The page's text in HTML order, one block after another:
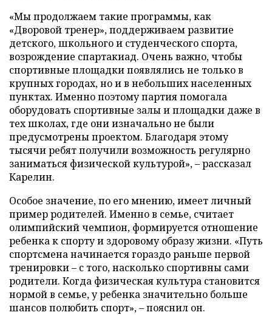
«Мы продолжаем такие программы, как
«Дворовой тренер», поддерживаем развитие
детского, школьного и студенческого спорта,
возрождение спартакиад. Очень важно, чтобы
спортивные площадки появлялись не только в
крупных городах, но и в небольших населенных
пунктах. Именно поэтому партия помогала
оборудовать спортивные залы и площадки даже в
тех школах, где они изначально не были
предусмотрены проектом. Благодаря этому
тысячи ребят получили возможность регулярно
заниматься физической культурой», – рассказал
Карелин.
Особое значение, по его мнению, имеет личный
пример родителей. Именно в семье, считает
олимпийский чемпион, формируется отношение
ребенка к спорту и здоровому образу жизни. «Путь
спортсмена начинается гораздо раньше первой
тренировки – с того, насколько спортивны сами
родители. Когда физическая культура становится
нормой в семье, у ребенка значительно больше
шансов полюбить спорт», – пояснил он.